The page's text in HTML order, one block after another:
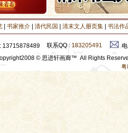
书家推介 清代民国 清末文人册页集 书法作
13715878489 联系QQ : 183205491
© 思进轩画廊™ All Rights